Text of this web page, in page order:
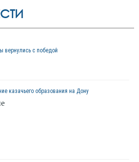
вернулись с победой
казачьего образования на Дону